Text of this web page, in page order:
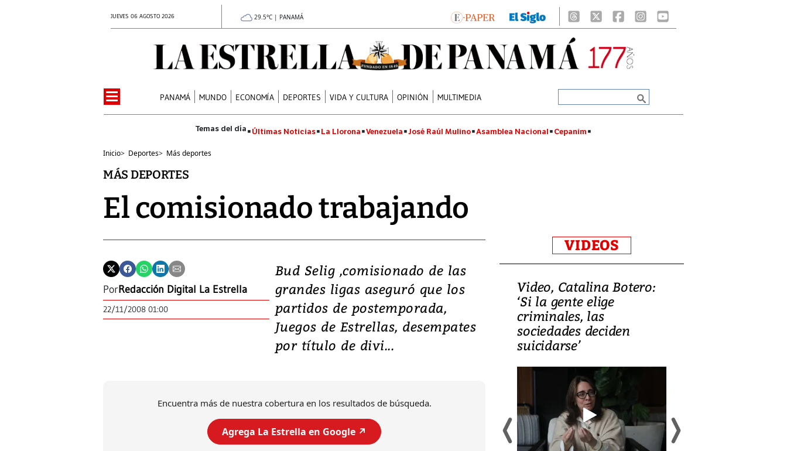
JUEVES 06 AGOSTO 2026 29.5°C | PANAMÁ
PANAMÁ MUNDO ECONOMÍA DEPORTES VIDA Y CULTURA OPINIÓN MULTIMEDIA
Últimas Noticias La Llorona Venezuela José Raúl Mulino Asamblea Nacional Cepanim
Inicio> Deportes> Más deportes
MÁS DEPORTES
El comisionado trabajando
PorRedacción Digital La Estrella
22/11/2008 01:00
Bud Selig ,comisionado de las
grandes ligas aseguró que los
partidos de postemporada,
Juegos de Estrellas, desempates
por título de divi...
Encuentra más de nuestra cobertura en los resultados de búsqueda.
Agrega La Estrella en Google ↗️
VIDEOS
Video, Japón: Terremoto
deja heridos y graves
daños en Kumamoto
Video, Catalina Botero:
‘Si la gente elige
criminales, las
sociedades deciden
suicidarse’